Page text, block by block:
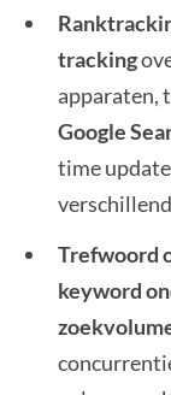
tracking
apparaten,
Google
time
Trefwoord
keyword